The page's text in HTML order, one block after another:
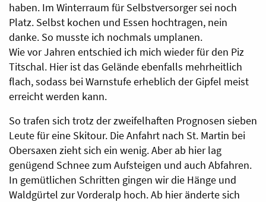
haben. Im Winterraum für Selbstversorger sei noch
Platz. Selbst kochen und Essen hochtragen, nein
danke. So musste ich nochmals umplanen.
Wie vor Jahren entschied ich mich wieder für den Piz
Titschal. Hier ist das Gelände ebenfalls mehrheitlich
flach, sodass bei Warnstufe erheblich der Gipfel meist
erreicht werden kann.
So trafen sich trotz der zweifelhaften Prognosen sieben
Leute für eine Skitour. Die Anfahrt nach St. Martin bei
Obersaxen zieht sich ein wenig. Aber ab hier lag
genügend Schnee zum Aufsteigen und auch Abfahren.
In gemütlichen Schritten gingen wir die Hänge und
Waldgürtel zur Vorderalp hoch. Ab hier änderte sich